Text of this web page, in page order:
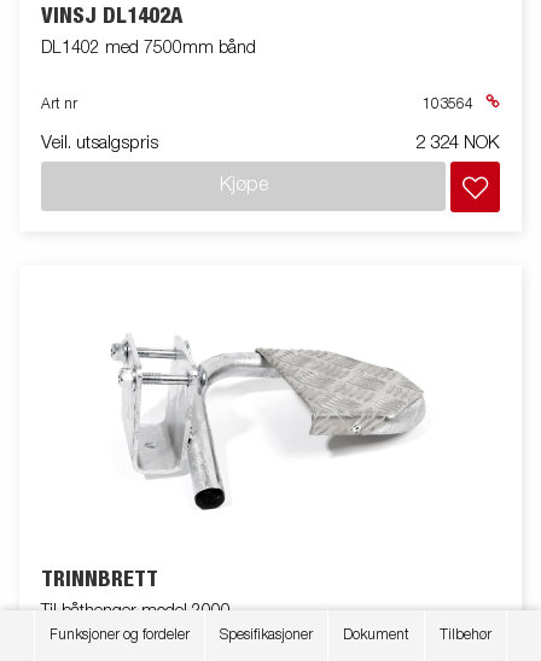
Funksjoner og fordeler Spesifikasjoner Dokument Tilbehør
VINSJ DL1402A
DL1402 med 7500mm bånd
Art nr 103564
Veil. utsalgspris 2 324 NOK
Kjøpe
TRINNBRETT
Til båthenger model 2000